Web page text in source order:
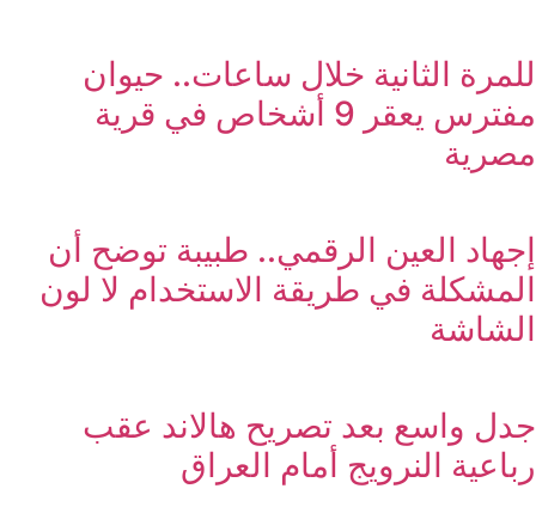
للمرة الثانية خلال ساعات.. حيوان
مفترس يعقر 9 أشخاص في قرية
مصرية
إجهاد العين الرقمي.. طبيبة توضح أن
المشكلة في طريقة الاستخدام لا لون
الشاشة
جدل واسع بعد تصريح هالاند عقب
رباعية النرويج أمام العراق